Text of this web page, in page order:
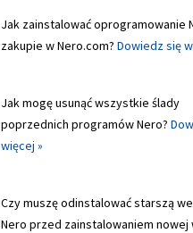
Jak zainstalować oprogramowanie
zakupie w Nero.com? Dowiedz się
Jak mogę usunąć wszystkie ślady
poprzednich programów Nero?
więcej »
Czy muszę odinstalować starszą
Nero przed zainstalowaniem nowej